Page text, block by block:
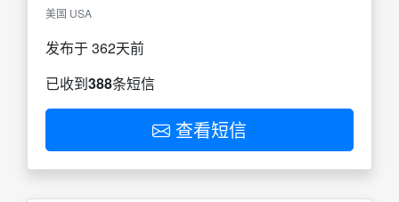
美国 USA
发布于 362天前
已收到388条短信
查看短信